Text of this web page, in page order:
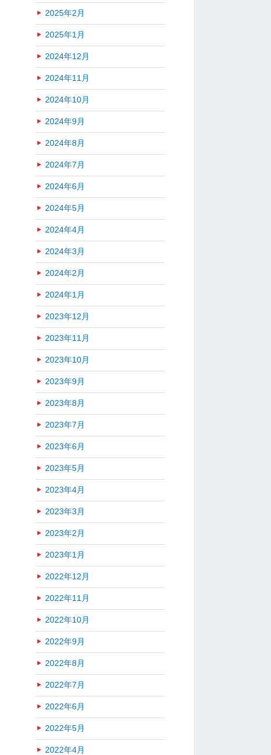
2025年2月
2025年1月
2024年12月
2024年11月
2024年10月
2024年9月
2024年8月
2024年7月
2024年6月
2024年5月
2024年4月
2024年3月
2024年2月
2024年1月
2023年12月
2023年11月
2023年10月
2023年9月
2023年8月
2023年7月
2023年6月
2023年5月
2023年4月
2023年3月
2023年2月
2023年1月
2022年12月
2022年11月
2022年10月
2022年9月
2022年8月
2022年7月
2022年6月
2022年5月
2022年4月